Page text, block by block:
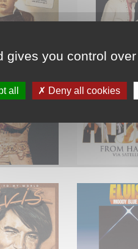
gives you control
all Deny all cookies